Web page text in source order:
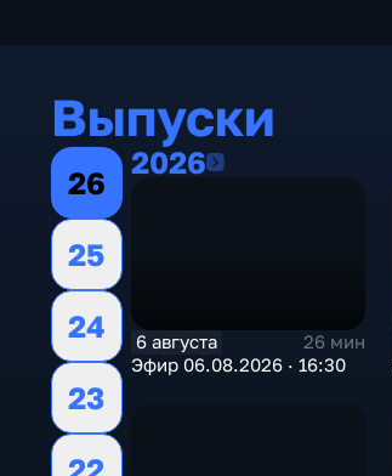
Выпуски
26
25
24
23
20262026
6 августа
26 мин
Эфир 06.08.2026 · 16:30